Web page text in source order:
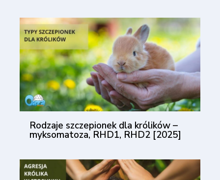
Rodzaje szczepionek dla królików –
myksomatoza, RHD1, RHD2 [2025]